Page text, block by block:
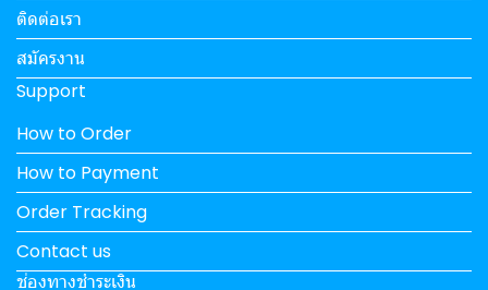
ติดต่อเรา
สมัครงาน
Support
How to Order
How to Payment
Order Tracking
Contact us
ช่องทางชำระเงิน